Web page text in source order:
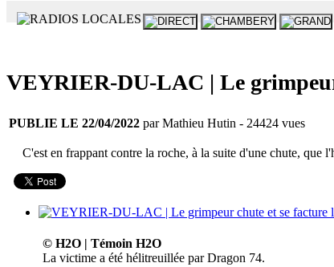
VEYRIER-DU-LAC | Le
PUBLIE LE 22/04/2022 par Mathieu Hutin - 24424 vues
C'est en frappant contre la roche, à la suite d'une chute, que
© H2O | Témoin H2O
La victime a été hélitreuillée par Dragon 74.